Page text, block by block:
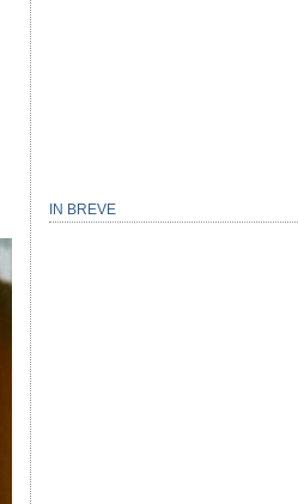
IN BREVE